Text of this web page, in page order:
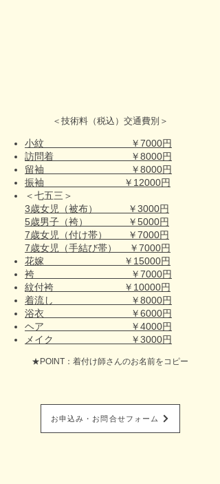
＜技術料（税込）交通費別＞
小紋 ￥7000円
訪問着 ￥8000円
留袖 ￥8000円
振袖 ￥12000円
＜七五三＞
3歳女児（被布） ￥3000円
5歳男子（袴） ￥5000円
7歳女児（付け帯） ￥7000円
7歳女児（手結び帯） ￥7000円
花嫁 ￥15000円
袴 ￥7000円
紋付袴 ￥10000円
着流し ￥8000円
浴衣 ￥6000円
ヘア ￥4000円
メイク ￥3000円
★POINT：着付け師さんのお名前をコピー
お申込み・お問合せフォーム